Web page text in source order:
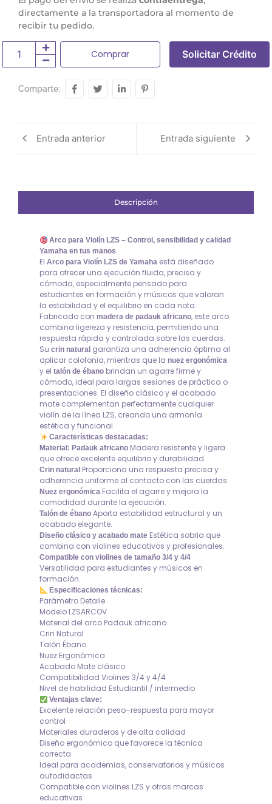
directamente a la transportadora al momento de
recibir tu pedido.
Comprar Solicitar Crédito
Comparte:
Entrada anterior Entrada siguiente
Descripción
Arco para Violín LZS – Control, sensibilidad y calidad
Yamaha en tus manos
El Arco para Violín LZS de Yamaha está diseñado
para ofrecer una ejecución fluida, precisa y
cómoda, especialmente pensado para
estudiantes en formación y músicos que valoran
la estabilidad y el equilibrio en cada nota.
Fabricado con madera de padauk africano, este arco
combina ligereza y resistencia, permitiendo una
respuesta rápida y controlada sobre las cuerdas.
Su crin natural garantiza una adherencia óptima al
aplicar colofonia, mientras que la nuez ergonómica
y el talón de ébano brindan un agarre firme y
cómodo, ideal para largas sesiones de práctica o
presentaciones. El diseño clásico y el acabado
mate complementan perfectamente cualquier
violín de la línea LZS, creando una armonía
estética y funcional.
Características destacadas:
Material: Padauk africano Madera resistente y ligera
que ofrece excelente equilibrio y durabilidad.
Crin natural Proporciona una respuesta precisa y
adherencia uniforme al contacto con las cuerdas.
Nuez ergonómica Facilita el agarre y mejora la
comodidad durante la ejecución.
Talón de ébano Aporta estabilidad estructural y un
acabado elegante.
Diseño clásico y acabado mate Estética sobria que
combina con violines educativos y profesionales.
Compatible con violines de tamaño 3/4 y 4/4
Versatilidad para estudiantes y músicos en
formación.
Especificaciones técnicas:
Parámetro Detalle
Modelo LZSARCOV
Material del arco Padauk africano
Crin Natural
Talón Ébano
Nuez Ergonómica
Acabado Mate clásico
Compatibilidad Violines 3/4 y 4/4
Nivel de habilidad Estudiantil / intermedio
Ventajas clave:
Excelente relación peso–respuesta para mayor
control
Materiales duraderos y de alta calidad
Diseño ergonómico que favorece la técnica
correcta
Ideal para academias, conservatorios y músicos
autodidactas
Compatible con violines LZS y otras marcas
educativas